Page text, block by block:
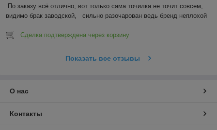
По заказу всё отлично, вот только сама точилка не точит совсем,
видимо брак заводской,   сильно разочарован ведь бренд неплохой
Сделка подтверждена через корзину
Показать все отзывы
О нас
Контакты